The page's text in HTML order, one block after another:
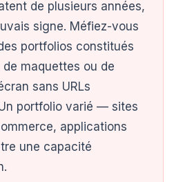
de plusieurs années,
signe. Méfiez-vous
portfolios constitués
maquettes ou de
sans URLs
portfolio varié — sites
applications
une capacité